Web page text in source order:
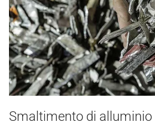
Smaltimento di alluminio